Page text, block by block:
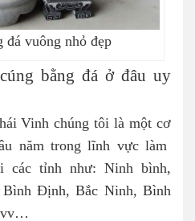
vuông nhỏ đẹp
bằng đá ở đâu uy
Vinh chúng tôi là một cơ
năm trong lĩnh vực làm
các tỉnh như: Ninh bình,
Định, Bắc Ninh, Bình
vv…